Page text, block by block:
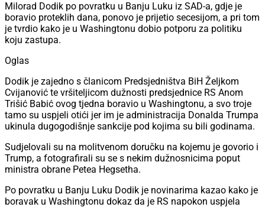
Milorad Dodik po povratku u Banju Luku iz SAD-a, gdje je
boravio proteklih dana, ponovo je prijetio secesijom, a pri tom
je tvrdio kako je u Washingtonu dobio potporu za politiku
koju zastupa.
Oglas
Dodik je zajedno s članicom Predsjedništva BiH Željkom
Cvijanović te vršiteljicom dužnosti predsjednice RS Anom
Trišić Babić ovog tjedna boravio u Washingtonu, a svo troje
tamo su uspjeli otići jer im je administracija Donalda Trumpa
ukinula dugogodišnje sankcije pod kojima su bili godinama.
Sudjelovali su na molitvenom doručku na kojemu je govorio i
Trump, a fotografirali su se s nekim dužnosnicima poput
ministra obrane Petea Hegsetha.
Po povratku u Banju Luku Dodik je novinarima kazao kako je
boravak u Washingtonu dokaz da je RS napokon uspjela